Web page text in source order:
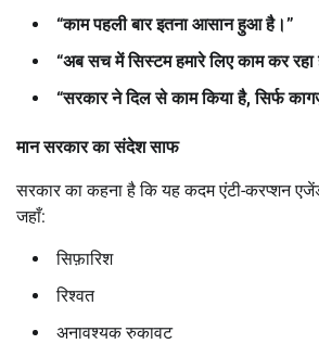
“काम पहली बार इतना आसान हुआ है।”
“अब सच में सिस्टम हमारे लिए काम कर रहा
“सरकार ने दिल से काम किया है,सिर्फ
मान सरकार का संदेश साफ
सरकार का कहना है कि यह कदम एंटी-करप्शन
जहाँ:
सिफ़ारिश
रिश्वत
अनावश्यक रुकावट